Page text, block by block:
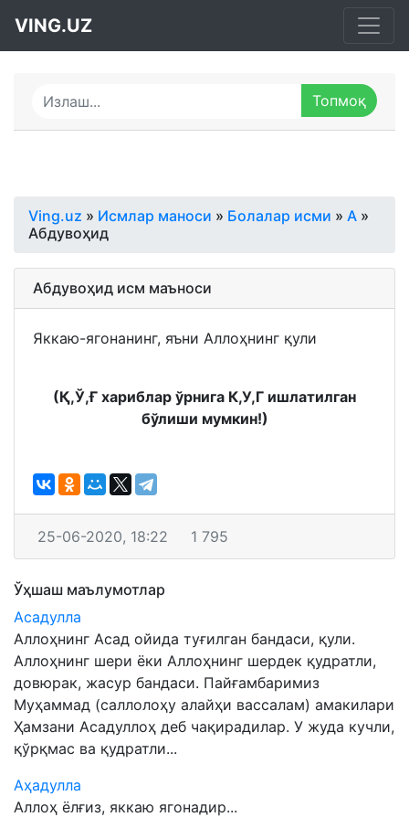
VING.UZ
Ving.uz » Исмлар маноси » Болалар исми » А »
Абдувоҳид
Абдувоҳид исм маъноси
Яккаю-ягонанинг, яъни Аллоҳнинг қули
(Қ,Ў,Ғ хариблар ўрнига К,У,Г ишлатилган
бўлиши мумкин!)
25-06-2020, 18:22 1 795
Ўҳшаш маълумотлар
Асадулла
Аллоҳнинг Асад ойида туғилган бандаси, қули.
Аллоҳнинг шери ёки Аллоҳнинг шердек қудратли,
довюрак, жасур бандаси. Пайғамбаримиз
Муҳаммад (саллолоҳу алайҳи вассалам) амакилари
Ҳамзани Асадуллоҳ деб чақирадилар. У жуда кучли,
қўрқмас ва қудратли...
Аҳадулла
Аллоҳ ёлғиз, яккаю ягонадир...